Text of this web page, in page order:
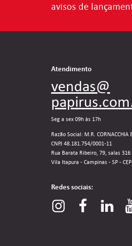
avisos de
Atendimento
vendas@
Seg a sex 09h às 17h
Razão Social: M.R. CORNACCHIA
CNPJ 48.181.754/0001-11
Rua Barata Ribeiro, 79, salas 316
Vila Itapura - Campinas - SP -
Redes sociais: